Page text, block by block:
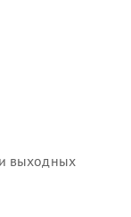
выходных